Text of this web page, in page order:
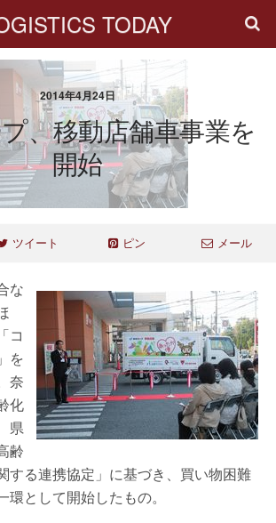
TODAY
2014年4月24日
、移動店舗車事業を
開始
ツイート ピン メール
な
コ
を
奈
化
県
齢
する連携協定」に基づき、買い物困難
として開始したもの。